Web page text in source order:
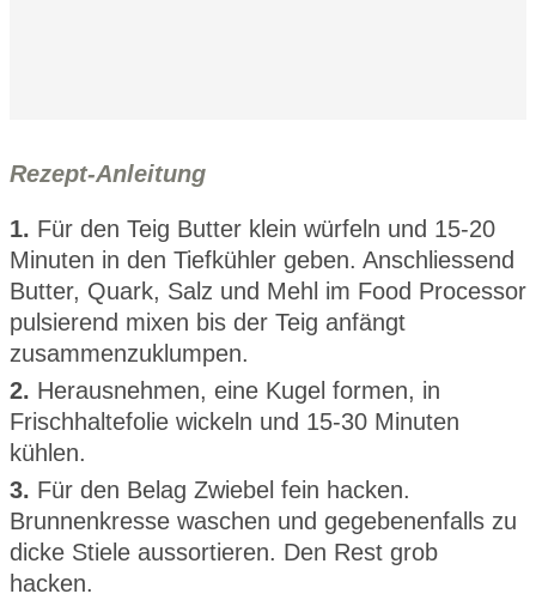
Rezept-Anleitung
1. Für den Teig Butter klein würfeln und 15-20
Minuten in den Tiefkühler geben. Anschliessend
Butter, Quark, Salz und Mehl im Food Processor
pulsierend mixen bis der Teig anfängt
zusammenzuklumpen.
2. Herausnehmen, eine Kugel formen, in
Frischhaltefolie wickeln und 15-30 Minuten
kühlen.
3. Für den Belag Zwiebel fein hacken.
Brunnenkresse waschen und gegebenenfalls zu
dicke Stiele aussortieren. Den Rest grob
hacken.